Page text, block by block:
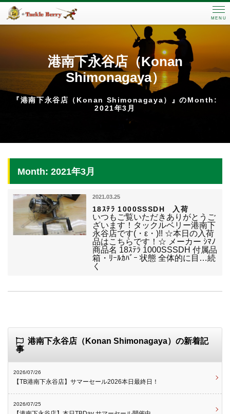
MENU
港南下永谷店（Konan
Shimonagaya）
『港南下永谷店（Konan Shimonagaya）』のMonth:
2021年3月
Month: 2021年3月
2021.03.25
18ｽﾃﾗ 1000SSSDH 入荷
いつもご覧いただきありがとうご
ざいます！タックルベリー港南下
永谷店です(・ε・)!! ☆本日の入荷
品はこちらです！☆ メーカー ｼﾏﾉ
商品名 18ｽﾃﾗ 1000SSSDH 付属品
箱・ﾘｰﾙｶﾊﾞｰ 状態 全体的に目…続
く
港南下永谷店（Konan Shimonagaya）の新着記
事
2026/07/26
【TB港南下永谷店】サマーセール2026本日最終日！
2026/07/25